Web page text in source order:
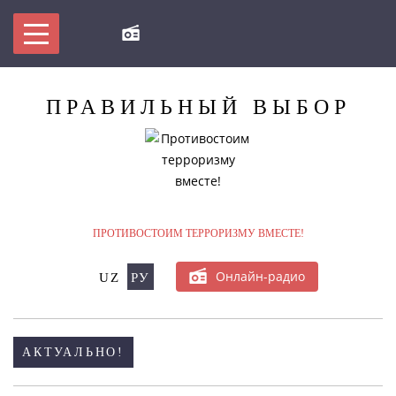
МЫ ПРОТИВ ТЕРРОРИЗМА!
ПРАВИЛЬНЫЙ ВЫБОР
ПРОТИВОСТОИМ ТЕРРОРИЗМУ ВМЕСТЕ!
UZ РУ Онлайн-радио
АКТУАЛЬНО!